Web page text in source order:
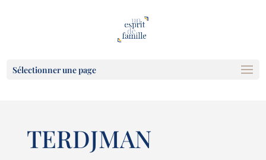
Sélectionner une page
TERDJMAN